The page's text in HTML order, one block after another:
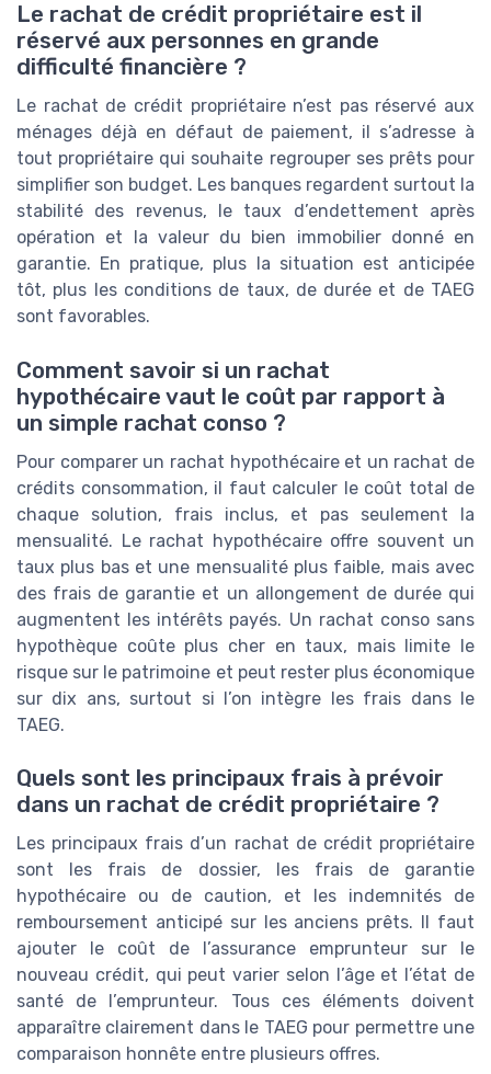
Le rachat de crédit propriétaire est il
réservé aux personnes en grande
difficulté financière ?
Le rachat de crédit propriétaire n’est pas réservé aux
ménages déjà en défaut de paiement, il s’adresse à
tout propriétaire qui souhaite regrouper ses prêts pour
simplifier son budget. Les banques regardent surtout la
stabilité des revenus, le taux d’endettement après
opération et la valeur du bien immobilier donné en
garantie. En pratique, plus la situation est anticipée
tôt, plus les conditions de taux, de durée et de TAEG
sont favorables.
Comment savoir si un rachat
hypothécaire vaut le coût par rapport à
un simple rachat conso ?
Pour comparer un rachat hypothécaire et un rachat de
crédits consommation, il faut calculer le coût total de
chaque solution, frais inclus, et pas seulement la
mensualité. Le rachat hypothécaire offre souvent un
taux plus bas et une mensualité plus faible, mais avec
des frais de garantie et un allongement de durée qui
augmentent les intérêts payés. Un rachat conso sans
hypothèque coûte plus cher en taux, mais limite le
risque sur le patrimoine et peut rester plus économique
sur dix ans, surtout si l’on intègre les frais dans le
TAEG.
Quels sont les principaux frais à prévoir
dans un rachat de crédit propriétaire ?
Les principaux frais d’un rachat de crédit propriétaire
sont les frais de dossier, les frais de garantie
hypothécaire ou de caution, et les indemnités de
remboursement anticipé sur les anciens prêts. Il faut
ajouter le coût de l’assurance emprunteur sur le
nouveau crédit, qui peut varier selon l’âge et l’état de
santé de l’emprunteur. Tous ces éléments doivent
apparaître clairement dans le TAEG pour permettre une
comparaison honnête entre plusieurs offres.